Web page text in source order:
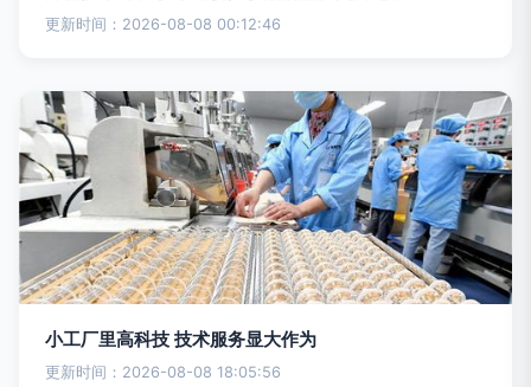
更新时间：2026-08-08 00:12:46
小工厂里高科技 技术服务显大作为
更新时间：2026-08-08 18:05:56